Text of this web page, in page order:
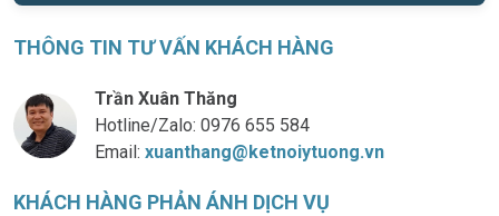
THÔNG TIN TƯ VẤN KHÁCH HÀNG
Trần Xuân Thăng
Hotline/Zalo:0976 655 584
Email:xuanthang@ketnoiytuong.vn
KHÁCH HÀNG PHẢN ÁNH DỊCH VỤ